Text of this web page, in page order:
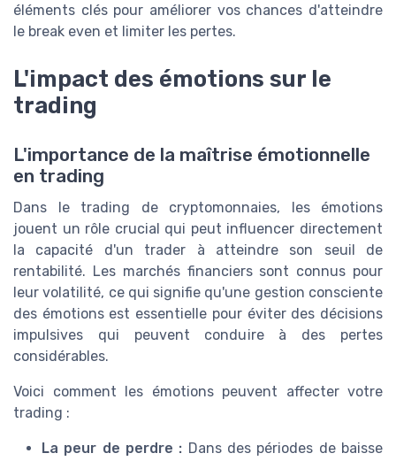
éléments clés pour améliorer vos chances d'atteindre
le break even et limiter les pertes.
L'impact des émotions sur le
trading
L'importance de la maîtrise émotionnelle
en trading
Dans le trading de cryptomonnaies, les émotions
jouent un rôle crucial qui peut influencer directement
la capacité d'un trader à atteindre son seuil de
rentabilité. Les marchés financiers sont connus pour
leur volatilité, ce qui signifie qu'une gestion consciente
des émotions est essentielle pour éviter des décisions
impulsives qui peuvent conduire à des pertes
considérables.
Voici comment les émotions peuvent affecter votre
trading :
La peur de perdre : Dans des périodes de baisse